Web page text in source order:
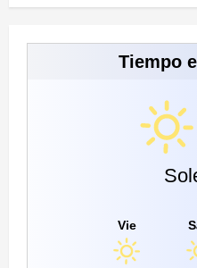
Tiempo
Vie